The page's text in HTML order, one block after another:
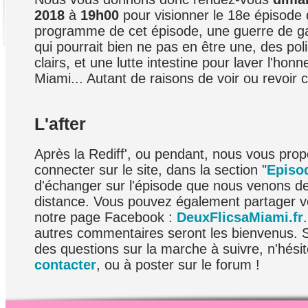
2018 à 19h00 pour visionner le 18e épisode
programme de cet épisode, une guerre de
qui pourrait bien ne pas en être une, des
clairs, et une lutte intestine pour laver
Miami... Autant de raisons de voir ou revoir
L'after
Après la Rediff', ou pendant, nous vous
connecter sur le site, dans la section "
d'échanger sur l'épisode que nous venons
distance. Vous pouvez également partager
notre page Facebook : DeuxFlicsaMiami.fr
autres commentaires seront les bienvenus.
des questions sur la marche à suivre,
contacter, ou à poster sur le forum !